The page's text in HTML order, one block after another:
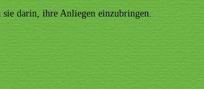
sie darin, ihre Anliegen einzubringen.